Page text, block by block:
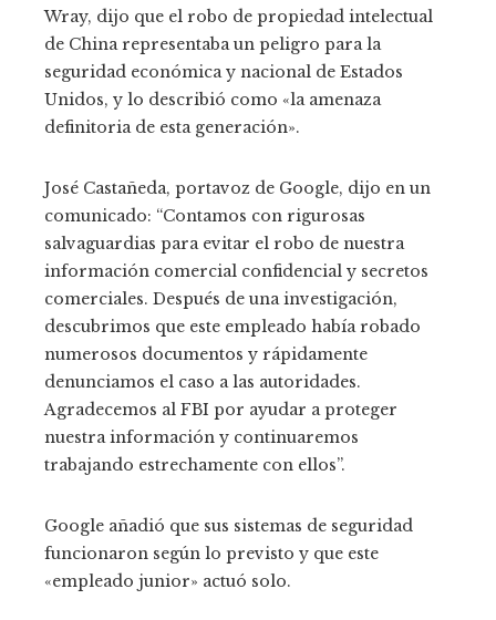
Wray, dijo que el robo de propiedad intelectual
de China representaba un peligro para la
seguridad económica y nacional de Estados
Unidos, y lo describió como «la amenaza
definitoria de esta generación».
José Castañeda, portavoz de Google, dijo en un
comunicado: “Contamos con rigurosas
salvaguardias para evitar el robo de nuestra
información comercial confidencial y secretos
comerciales. Después de una investigación,
descubrimos que este empleado había robado
numerosos documentos y rápidamente
denunciamos el caso a las autoridades.
Agradecemos al FBI por ayudar a proteger
nuestra información y continuaremos
trabajando estrechamente con ellos”.
Google añadió que sus sistemas de seguridad
funcionaron según lo previsto y que este
«empleado junior» actuó solo.